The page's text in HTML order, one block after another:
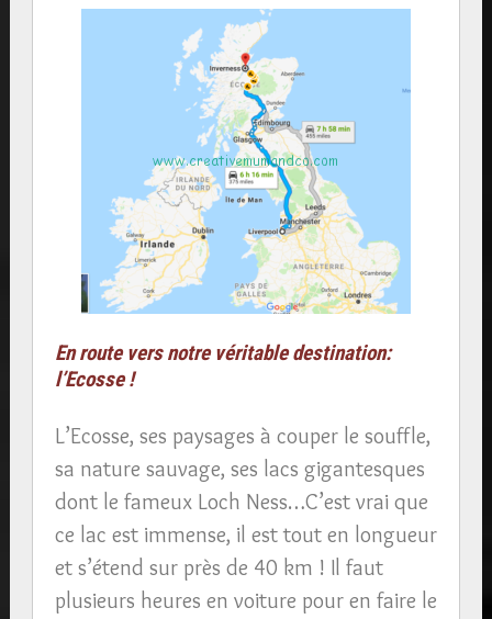
En route vers notre véritable destination:
l’Ecosse !
L’Ecosse, ses paysages à couper le souffle,
sa nature sauvage, ses lacs gigantesques
dont le fameux Loch Ness…C’est vrai que
ce lac est immense, il est tout en longueur
et s’étend sur près de 40 km ! Il faut
plusieurs heures en voiture pour en faire le